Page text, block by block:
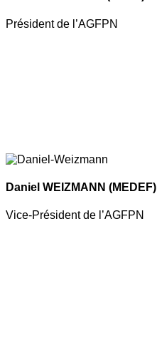
Président de l’AGFPN
Daniel WEIZMANN (MEDEF)
Vice-Président de l’AGFPN